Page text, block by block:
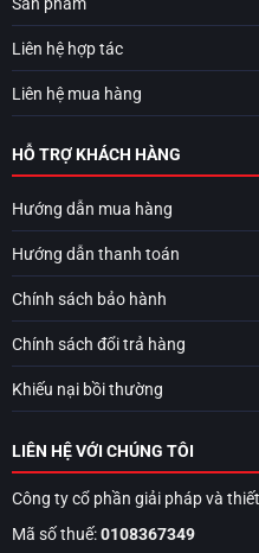
Liên hệ hợp tác
Liên hệ mua hàng
HỖ TRỢ KHÁCH HÀNG
Hướng dẫn mua hàng
Hướng dẫn thanh toán
Chính sách bảo hành
Chính sách đổi trả hàng
Khiếu nại bồi thường
LIÊN HỆ VỚI CHÚNG TÔI
Công ty cổ phần giải pháp và
Mã số thuế:0108367349